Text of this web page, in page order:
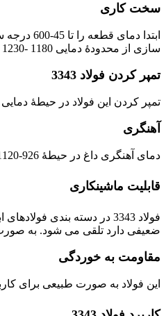
سخت کاری
سازی از محدودۀ دمایی 1180 -1230 و به دنبال آن خنک کردن در هوا. روغن و یا حمام گرم تا 550 درجه سانتی گراد صورت می گیرد. سختی پس از کوئنچ کردن حداقل به میزان 64 راکول سی می باشد.
تمپر کردن فولاد 3343
تمپر کردن این فولاد در حیطۀ دمایی 540 – 560 درجه سانتی گراد و سه بار به مدت یک ساعت می باشد.
آهنگری
دمای آهنگری داغ در حیطۀ 926-1120 درجه سانتی گراد می باشد.
قابلیت ماشینکاری
فولاد 3343 در دسته بندی
ضعیفی دارد تلقی می شود. به صورت نسبی می توان
مقاومت به خوردگی
این فولاد به صورت طبیعی برای